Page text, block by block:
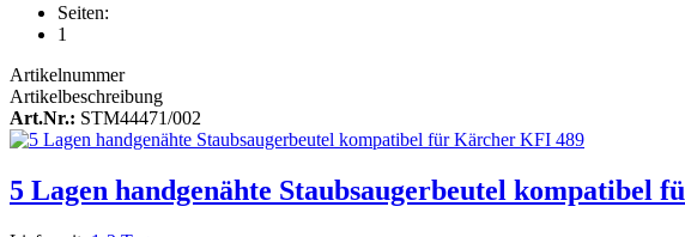
Seiten:
1
Artikelnummer
Artikelbeschreibung
Art.Nr.: STM44471/002
5 Lagen handgenähte Staubsaugerbeutel kompatibel